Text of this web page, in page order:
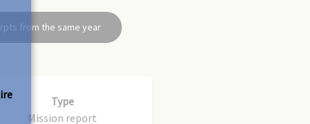
from the same year
Type
Mission report